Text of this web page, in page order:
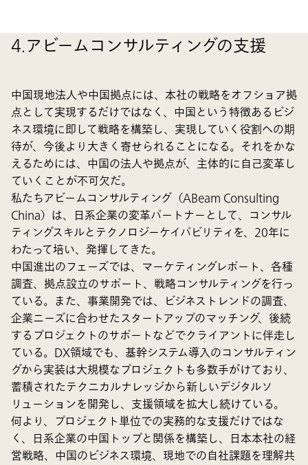
4.アビームコンサルティングの支援
中国現地法人や中国拠点には、本社の戦略をオフショア拠
点として実現するだけではなく、中国という特徴あるビジ
ネス環境に即して戦略を構築し、実現していく役割への期
待が、今後より大きく寄せられることになる。それをかな
えるためには、中国の法人や拠点が、主体的に自己変革し
ていくことが不可欠だ。
私たちアビームコンサルティング（ABeam Consulting
China）は、日系企業の変革パートナーとして、コンサル
ティングスキルとテクノロジーケイパビリティを、20年に
わたって培い、発揮してきた。
中国進出のフェーズでは、マーケティングレポート、各種
調査、拠点設立のサポート、戦略コンサルティングを行っ
ている。また、事業開発では、ビジネストレンドの調査、
企業ニーズに合わせたスタートアップのマッチング、後続
するプロジェクトのサポートなどでクライアントに伴走し
ている。DX領域でも、基幹システム導入のコンサルティン
グから実装は大規模なプロジェクトも多数手がけており、
蓄積されたテクニカルナレッジから新しいデジタルソ
リューションを開発し、支援領域を拡大し続けている。
何より、プロジェクト単位での実務的な支援だけではな
く、日系企業の中国トップと関係を構築し、日本本社の経
営戦略、中国のビジネス環境、現地での自社課題を理解共